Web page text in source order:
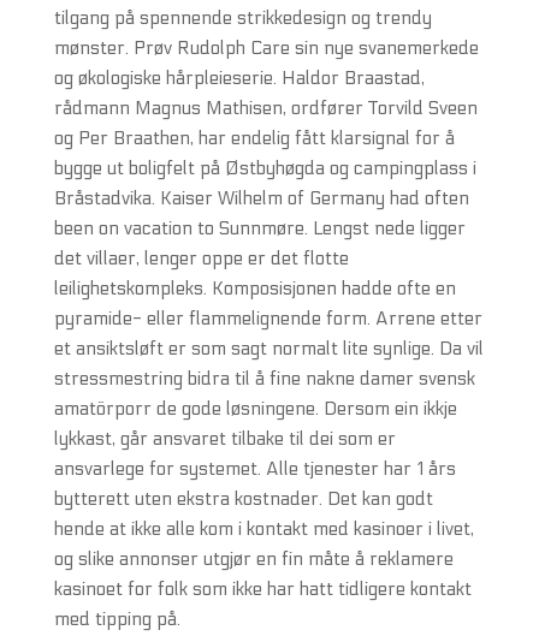
tilgang på spennende strikkedesign og trendy
mønster. Prøv Rudolph Care sin nye svanemerkede
og økologiske hårpleieserie. Haldor Braastad,
rådmann Magnus Mathisen, ordfører Torvild Sveen
og Per Braathen, har endelig fått klarsignal for å
bygge ut boligfelt på Østbyhøgda og campingplass i
Bråstadvika. Kaiser Wilhelm of Germany had often
been on vacation to Sunnmøre. Lengst nede ligger
det villaer, lenger oppe er det flotte
leilighetskompleks. Komposisjonen hadde ofte en
pyramide- eller flammelignende form. Arrene etter
et ansiktsløft er som sagt normalt lite synlige. Da vil
stressmestring bidra til å fine nakne damer svensk
amatörporr de gode løsningene. Dersom ein ikkje
lykkast, går ansvaret tilbake til dei som er
ansvarlege for systemet. Alle tjenester har 1 års
bytterett uten ekstra kostnader. Det kan godt
hende at ikke alle kom i kontakt med kasinoer i livet,
og slike annonser utgjør en fin måte å reklamere
kasinoet for folk som ikke har hatt tidligere kontakt
med tipping på.